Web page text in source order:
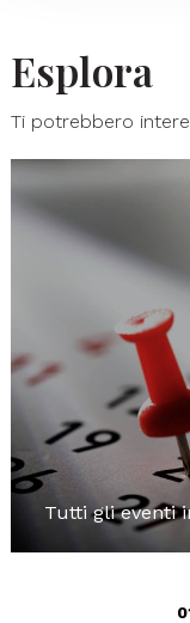
Esplora
Ti potrebbero
Tutti gli eventi